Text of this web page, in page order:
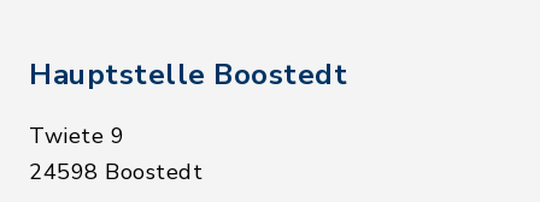
Hauptstelle Boostedt
Twiete 9
24598 Boostedt